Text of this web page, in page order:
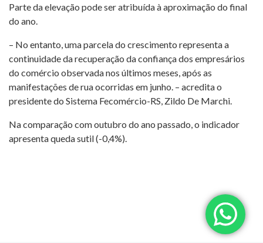
Parte da elevação pode ser atribuída à aproximação do final
do ano.
– No entanto, uma parcela do crescimento representa a
continuidade da recuperação da confiança dos empresários
do comércio observada nos últimos meses, após as
manifestações de rua ocorridas em junho. – acredita o
presidente do Sistema Fecomércio-RS, Zildo De Marchi.
Na comparação com outubro do ano passado, o indicador
apresenta queda sutil (-0,4%).